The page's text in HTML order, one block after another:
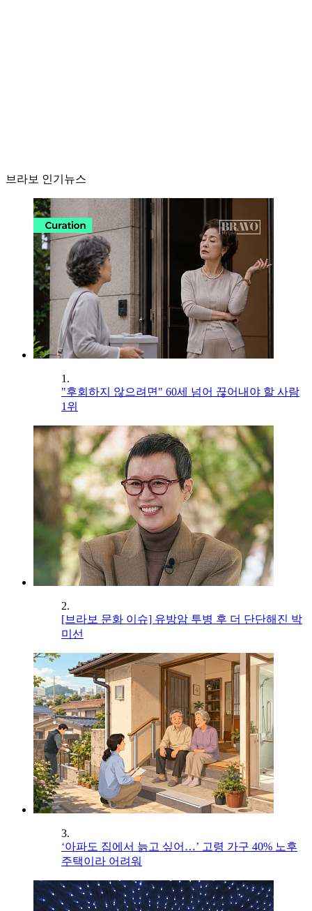
브라보 인기뉴스
1.
"후회하지 않으려면" 60세 넘어 끊어내야 할 사람
1위
2.
[브라보 문화 이슈] 유방암 투병 후 더 단단해진 박
미선
3.
‘아파도 집에서 늙고 싶어…’ 고령 가구 40% 노후
주택이라 어려워